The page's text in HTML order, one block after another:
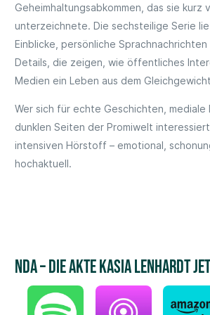
Geheimhaltungsabkommen, das sie kurz
unterzeichnete. Die sechsteilige Serie
Einblicke, persönliche
Details, die zeigen, wie öffentliches
Medien ein Leben aus dem
Wer sich für echte Geschichten, mediale
dunklen Seiten der Promiwelt
intensiven Hörstoff – emotional,
hochaktuell.
NDA – Die Akte Kasia Lenhardt